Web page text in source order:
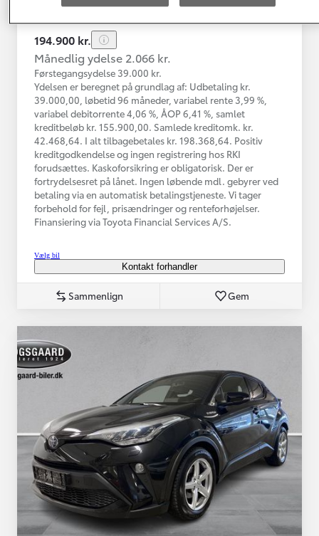
Vis mere
194.900 kr.
Månedlig ydelse 2.066 kr.
Førstegangsydelse 39.000 kr.
Ydelsen er beregnet på grundlag af: Udbetaling kr.
39.000,00, løbetid 96 måneder, variabel rente 3,99 %,
variabel debitorrente 4,06 %, ÅOP 6,41 %, samlet
kreditbeløb kr. 155.900,00. Samlede kreditomk. kr.
42.468,64. I alt tilbagebetales kr. 198.368,64. Positiv
kreditgodkendelse og ingen registrering hos RKI
forudsættes. Kaskoforsikring er obligatorisk. Der er
fortrydelsesret på lånet. Ingen løbende mdl. gebyrer ved
betaling via en automatisk betalingstjeneste. Vi tager
forbehold for fejl, prisændringer og renteforhøjelser.
Finansiering via Toyota Financial Services A/S.
Vælg bil
Kontakt forhandler
Sammenlign Gem